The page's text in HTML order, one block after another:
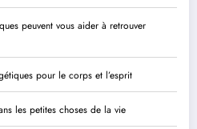
peuvent vous aider à retrouver
pour le corps et l’esprit
les petites choses de la vie